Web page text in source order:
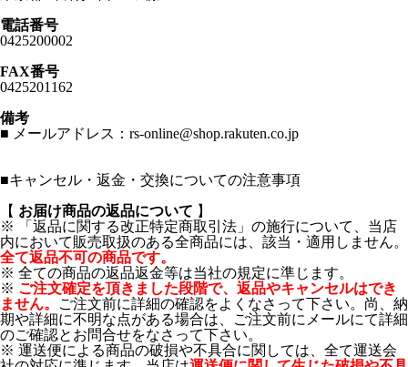
電話番号
0425200002
FAX番号
0425201162
備考
■ メールアドレス：rs-online@shop.rakuten.co.jp
■キャンセル・返金・交換についての注意事項
【 お届け商品の返品について 】
※ 「返品に関する改正特定商取引法」の施行について、当店
内において販売取扱のある全商品には、該当・適用しません。
全て返品不可の商品です。
※ 全ての商品の返品返金等は当社の規定に準じます。
※ ご注文確定を頂きました段階で、返品やキャンセルはでき
ません。
ご注文前に詳細の確認をよくなさって下さい。尚、納
期や詳細に不明な点がある場合は、ご注文前にメールにて詳細
のご確認とお問合せをなさって下さい。
※ 運送便による商品の破損や不具合に関しては、全て運送会